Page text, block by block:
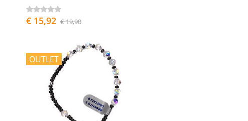
€ 15,92 € 19,90
OUTLET